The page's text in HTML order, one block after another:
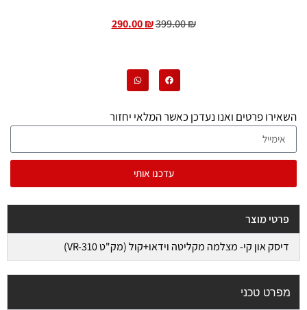
399.00₪
290.00₪
השאירו פרטים ואנו נעדכן כאשר המלאי יחזור
עדכנו אותי
פרטי מוצר
דיסק און קי- מצלמה מקליטה וידאו+קול (מק"ט VR-310)
מפרט טכני